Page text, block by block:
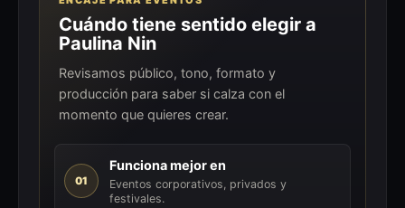
Cuándo tiene sentido elegir a
Paulina Nin
Revisamos público, tono, formato y
producción para saber si calza con el
momento que quieres crear.
01
Funciona mejor en
Eventos corporativos, privados y
festivales.